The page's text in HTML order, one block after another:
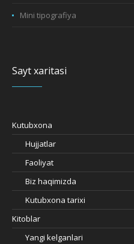
Mini tipografiya
Sayt xaritasi
Kutubxona
Hujjatlar
Faoliyat
Biz haqimizda
Kutubxona tarixi
Kitoblar
Yangi kelganlari